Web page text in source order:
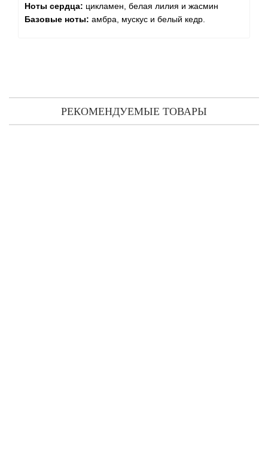
Ноты сердца: цикламен, белая лилия и жасмин
Базовые ноты: амбра, мускус и белый кедр.
РЕКОМЕНДУЕМЫЕ ТОВАРЫ